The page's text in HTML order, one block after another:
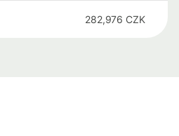
282,976 CZK